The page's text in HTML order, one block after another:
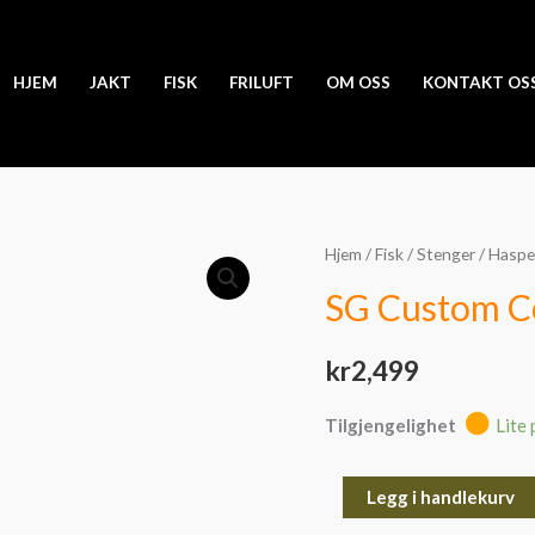
HJEM JAKT FISK FRILUFT OM OSS KONTAKT
Hjem /Fisk/Stenger/
SG Custom
kr2,499
Tilgjengelighet Lite
SG
Coastal
2pc
-
Legg i handlekurv